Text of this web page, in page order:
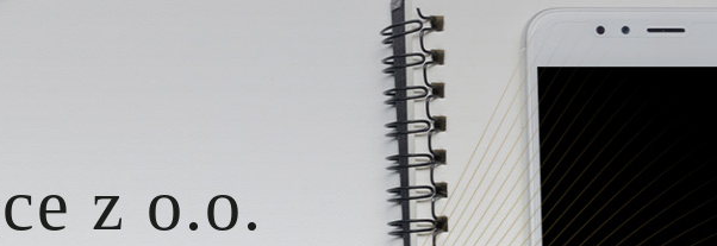
z o.o.